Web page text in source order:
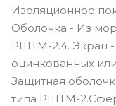
Изоляционное
Оболочка - Из
РШТМ-2.4. Экран -
оцинкованных
Защитная
типа РШТМ-